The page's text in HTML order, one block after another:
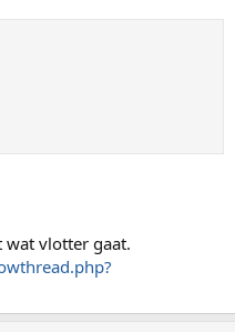
wat vlotter gaat.